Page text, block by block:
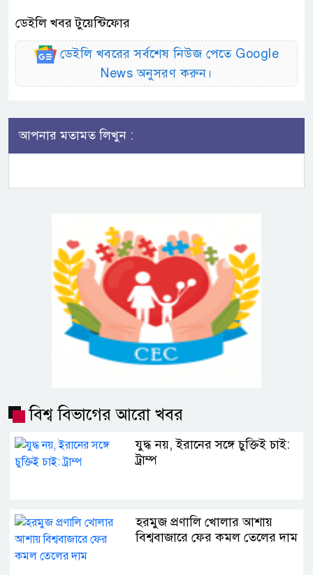
ডেইলি খবর টুয়েন্টিফোর
ডেইলি খবরের সর্বশেষ নিউজ পেতে Google
News অনুসরণ করুন।
আপনার মতামত লিখুন :
বিশ্ব বিভাগের আরো খবর
যুদ্ধ নয়, ইরানের সঙ্গে চুক্তিই চাই:
ট্রাম্প
হরমুজ প্রণালি খোলার আশায়
বিশ্ববাজারে ফের কমল তেলের দাম